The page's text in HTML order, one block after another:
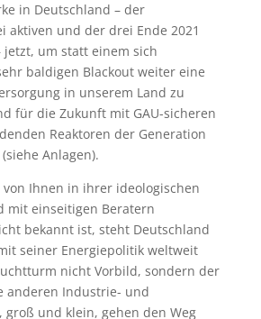
in Deutschland – der
aktiven und der drei Ende 2021
jetzt, um statt einem sich
baldigen Blackout weiter eine
in unserem Land zu
für die Zukunft mit GAU-sicheren
Reaktoren der Generation
Anlagen).
Ihnen in ihrer ideologischen
mit einseitigen Beratern
bekannt ist, steht Deutschland
seiner Energiepolitik weltweit
nicht Vorbild, sondern der
anderen Industrie- und
groß und klein, gehen den Weg